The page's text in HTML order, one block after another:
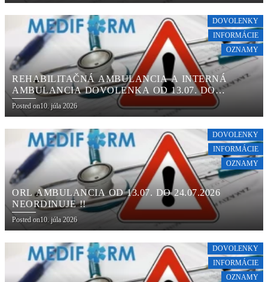
DOVOLENKY
INFORMÁCIE
OZNAMY
REHABILITAČNÁ AMBULANCIA A INTERNÁ
AMBULANCIA DOVOLENKA OD 13.07. DO
24.07.2026 !!!
Posted on10. júla 2026
DOVOLENKY
INFORMÁCIE
OZNAMY
ORL AMBULANCIA OD 13.07. DO 24.07.2026
NEORDINUJE !!
Posted on10. júla 2026
DOVOLENKY
INFORMÁCIE
OZNAMY